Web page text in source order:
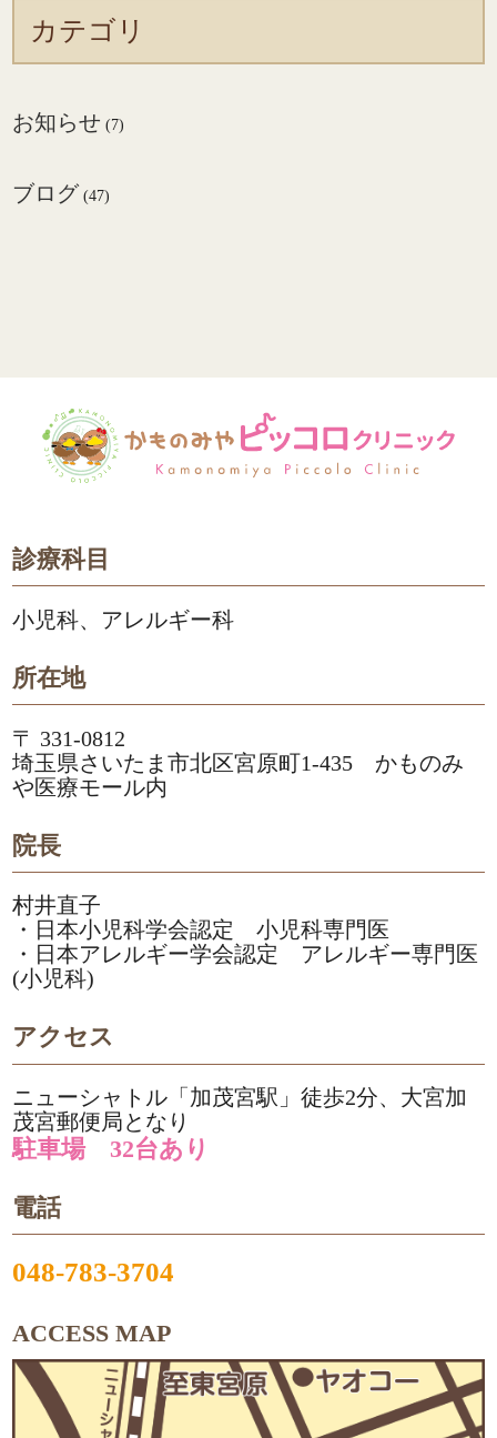
カテゴリ
お知らせ (7)
ブログ (47)
診療科目
小児科、アレルギー科
所在地
〒 331-0812
埼玉県さいたま市北区宮原町1-435 かものみ
や医療モール内
院長
村井直子
・日本小児科学会認定 小児科専門医
・日本アレルギー学会認定 アレルギー専門医
(小児科)
アクセス
ニューシャトル「加茂宮駅」徒歩2分、大宮加
茂宮郵便局となり
駐車場 32台あり
電話
048-783-3704
ACCESS MAP